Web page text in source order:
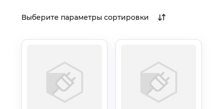
Выберите параметры сортировки